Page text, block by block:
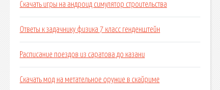
Скачать игры на андроид симулятор строительства
Ответы к задачнику физика 7 класс генденштейн
Расписание поездов из саратова до казани
Скачать мод на метательное оружие в скайриме